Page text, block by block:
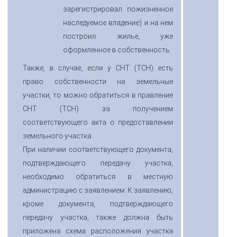
зарегистрировал пожизненное
наследуемое владение) и на нем
построил жилье, уже
оформленное в собственность.
Также, в случае, если у СНТ (ТСН) есть
право собственности на земельные
участки, то можно обратиться в правление
СНТ (ТСН) за получением
соответствующего акта о предоставлении
земельного участка.
При наличии соответствующего документа,
подтверждающего передачу участка,
необходимо обратиться в местную
администрацию с заявлением. К заявлению,
кроме документа, подтверждающего
передачу участка, также должна быть
приложена схема расположения участка